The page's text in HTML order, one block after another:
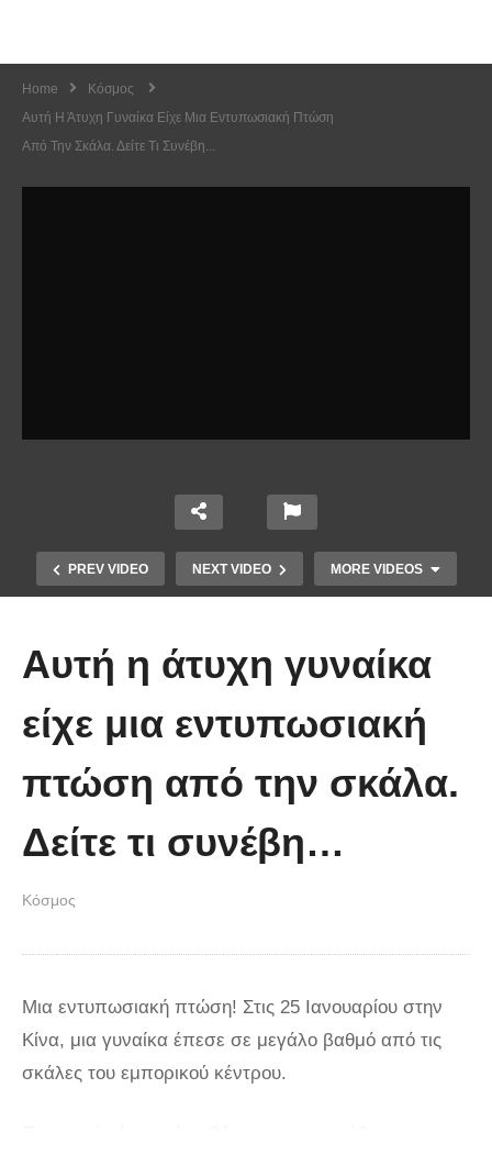
Home
Κόσμος
Αυτή Η Άτυχη Γυναίκα Είχε Μια Εντυπωσιακή Πτώση
Από Την Σκάλα. Δείτε Τι Συνέβη...
PREV VIDEO NEXT VIDEO MORE VIDEOS
Οι 5 Γιατροί Κρύφτηκαν πίσω από
όταν έπεσε απλά ΔΕΝ περιγράφεται!
Αυτή η άτυχη γυναίκα
είχε μια εντυπωσιακή
πτώση από την σκάλα.
Δείτε τι συνέβη…
Κόσμος
Μια εντυπωσιακή πτώση! Στις 25 Ιανουαρίου στην
Κίνα, μια γυναίκα έπεσε σε μεγάλο βαθμό από τις
σκάλες του εμπορικού κέντρου.